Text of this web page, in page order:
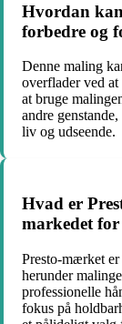
Hvordan
forbedre og
Denne maling
overflader ved
at bruge
andre
liv og udseende.
Hvad er
markedet
Presto-mærket
herunder
professionelle
fokus på